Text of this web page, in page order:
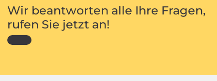
Wir beantworten alle Ihre Fragen,
rufen Sie jetzt an!